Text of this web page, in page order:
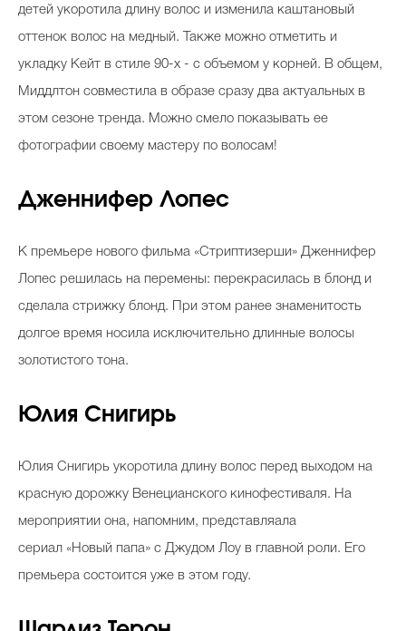
детей укоротила длину волос и изменила каштановый
оттенок волос на медный. Также можно отметить и
укладку Кейт в стиле 90-х - с объемом у корней. В общем,
Миддлтон совместила в образе сразу два актуальных в
этом сезоне тренда. Можно смело показывать ее
фотографии своему мастеру по волосам!
Дженнифер Лопес
К премьере нового фильма «Стриптизерши» Дженнифер
Лопес решилась на перемены: перекрасилась в блонд и
сделала стрижку блонд. При этом ранее знаменитость
долгое время носила исключительно длинные волосы
золотистого тона.
Юлия Снигирь
Юлия Снигирь укоротила длину волос перед выходом на
красную дорожку Венецианского кинофестиваля. На
мероприятии она, напомним, представляала
сериал «Новый папа» с Джудом Лоу в главной роли. Его
премьера состоится уже в этом году.